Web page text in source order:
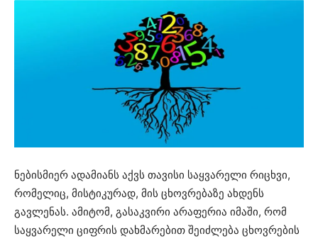
ნებისმიერ ადამიანს აქვს თავისი საყვარელი რიცხვი,
რომელიც, მისტიკურად, მის ცხოვრებაზე ახდენს
გავლენას. ამიტომ, გასაკვირი არაფერია იმაში, რომ
საყვარელი ციფრის დახმარებით შეიძლება ცხოვრების